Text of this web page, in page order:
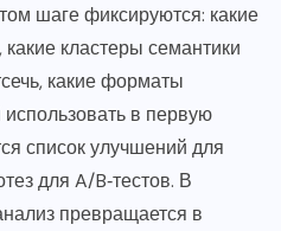
шаге фиксируются: какие
кластеры семантики
какие форматы
в первую
список улучшений для
для A/B‑тестов. В
превращается в